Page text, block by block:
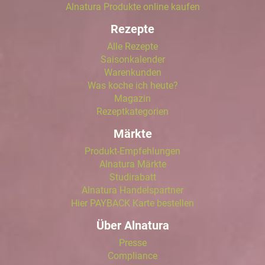
Alnatura Produkte online kaufen
Rezepte
Alle Rezepte
Saisonkalender
Warenkunden
Was koche ich heute?
Magazin
Rezeptkategorien
Märkte
Produkt-Empfehlungen
Alnatura Märkte
Studirabatt
Alnatura Handelspartner
Hier PAYBACK Karte bestellen
Über Alnatura
Presse
Compliance